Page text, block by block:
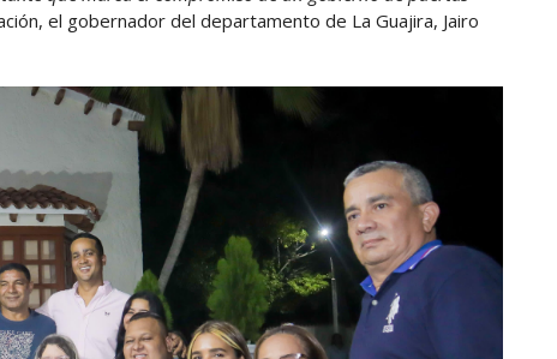
el gobernador del departamento de La Guajira, Jairo